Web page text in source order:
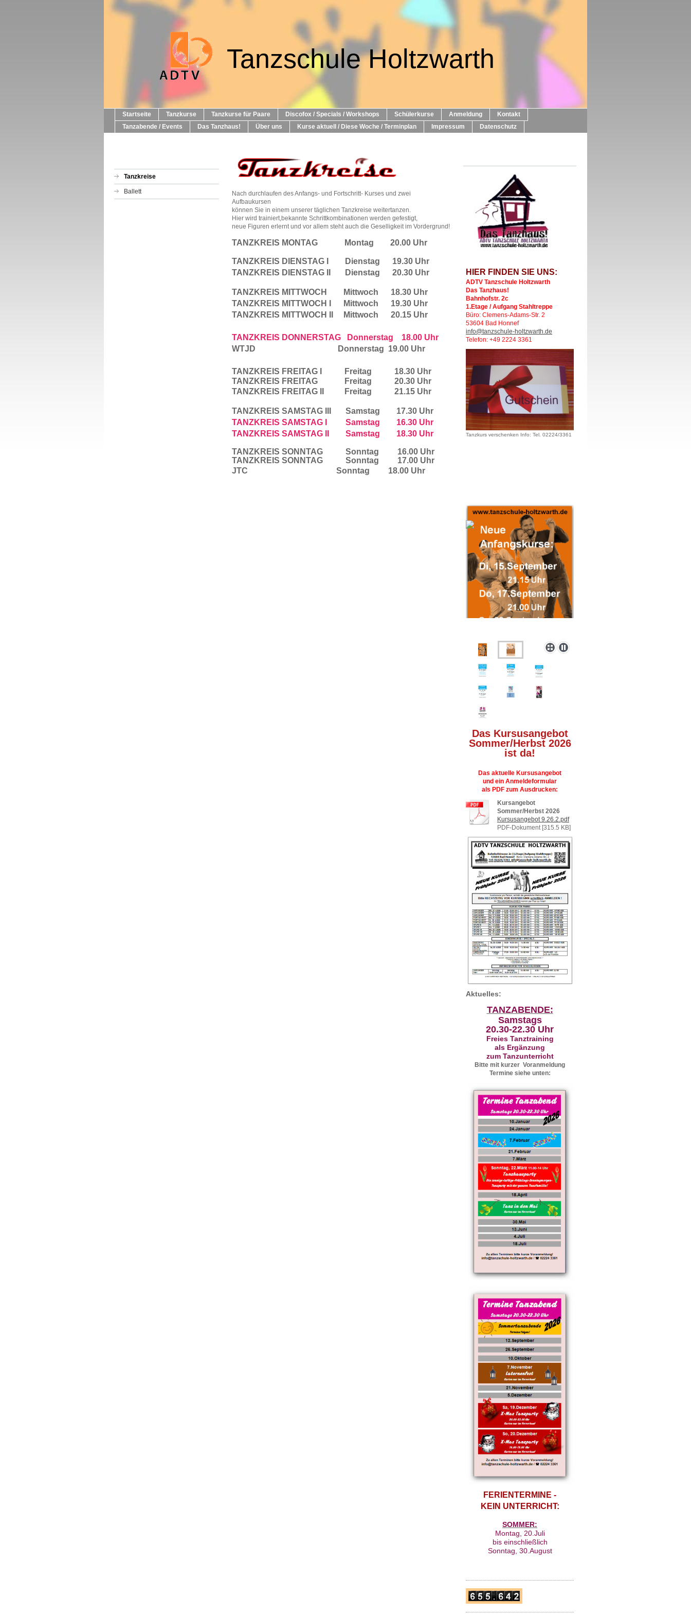
Tanzschule Holtzwarth
Startseite Tanzkurse Tanzkurse für Paare Discofox / Specials / Workshops Schülerkurse Anmeldung
Kontakt
Tanzabende / Events
Das Tanzhaus! Über uns Kurse aktuell / Diese Woche / Terminplan Impressum Datenschutz
Tanzkreise
Ballett
Nach durchlaufen des Anfangs- und Fortschritt- Kurses und zwei
Aufbaukursen
können Sie in einem unserer täglichen Tanzkreise weitertanzen.
Hier wird trainiert,bekannte Schrittkombinationen werden gefestigt,
neue Figuren erlernt und vor allem steht auch die Geselligkeit im Vordergrund!
TANZKREIS MONTAG Montag 20.00 Uhr
TANZKREIS DIENSTAG I Dienstag 19.30 Uhr
TANZKREIS DIENSTAG II Dienstag 20.30 Uhr
TANZKREIS MITTWOCH Mittwoch 18.30 Uhr
TANZKREIS MITTWOCH I Mittwoch 19.30 Uhr
TANZKREIS MITTWOCH II Mittwoch 20.15 Uhr
TANZKREIS DONNERSTAG Donnerstag 18.00 Uhr
WTJD Donnerstag 19.00 Uhr
TANZKREIS FREITAG I Freitag 18.30 Uhr
TANZKREIS FREITAG Freitag 20.30 Uhr
TANZKREIS FREITAG II Freitag 21.15 Uhr
TANZKREIS SAMSTAG III Samstag 17.30 Uhr
TANZKREIS SAMSTAG I Samstag 16.30 Uhr
TANZKREIS SAMSTAG II Samstag 18.30 Uhr
TANZKREIS SONNTAG Sonntag 16.00 Uhr
TANZKREIS SONNTAG Sonntag 17.00 Uhr
JTC Sonntag 18.00 Uhr
HIER FINDEN SIE UNS:
ADTV Tanzschule Holtzwarth
Das Tanzhaus!
Bahnhofstr. 2c
1.Etage / Aufgang Stahltreppe
Büro: Clemens-Adams-Str. 2
53604 Bad Honnef
info@tanzschule-holtzwarth.de
Telefon: +49 2224 3361
Tanzkurs verschenken Info: Tel. 02224/3361
Das Kursusangebot
Sommer/Herbst 2026
ist da!
Das aktuelle Kursusangebot
und ein Anmeldeformular
als PDF zum Ausdrucken:
Kursangebot
Sommer/Herbst 2026
Kursusangebot 9.26.2.pdf
PDF-Dokument [315.5 KB]
Aktuelles:
TANZABENDE:
Samstags
20.30-22.30 Uhr
Freies Tanztraining
als Ergänzung
zum Tanzunterricht
Bitte mit kurzer Voranmeldung
Termine siehe unten:
FERIENTERMINE -
KEIN UNTERRICHT:
SOMMER:
Montag, 20.Juli
bis einschließlich
Sonntag, 30.August